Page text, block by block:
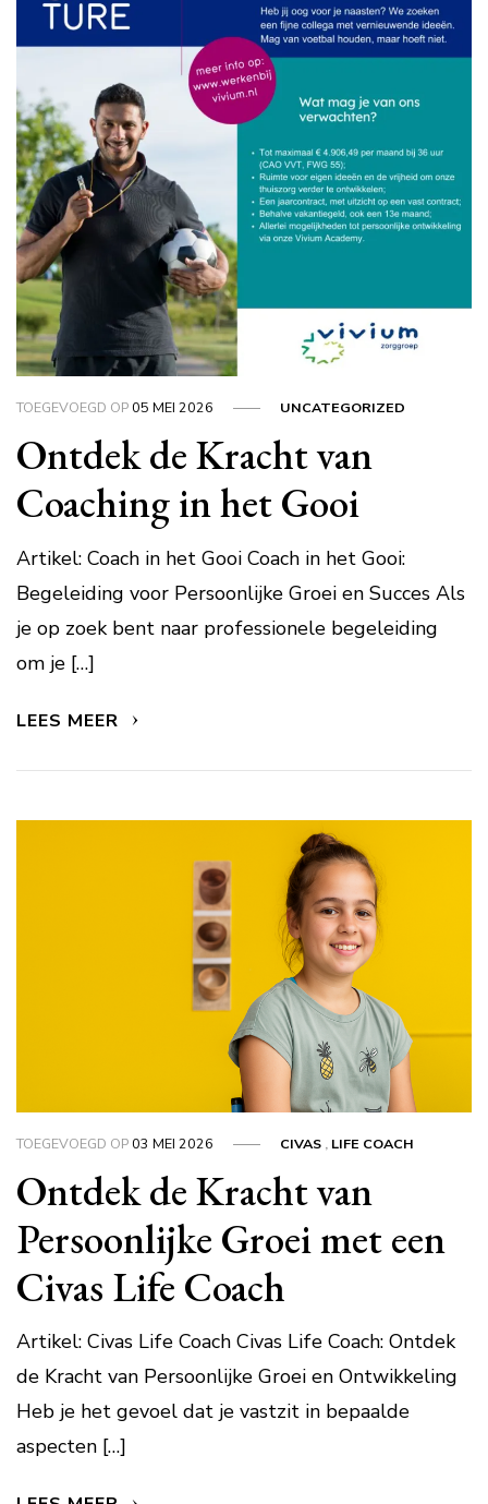
TOEGEVOEGD OP05 MEI 2026 UNCATEGORIZED
Ontdek de Kracht van
Coaching in het Gooi
Artikel: Coach in het Gooi Coach in het Gooi:
Begeleiding voor Persoonlijke Groei en Succes Als
je op zoek bent naar professionele begeleiding
om je […]
LEES MEER
TOEGEVOEGD OP03 MEI 2026 CIVAS , LIFE COACH
Ontdek de Kracht van
Persoonlijke Groei met een
Civas Life Coach
Artikel: Civas Life Coach Civas Life Coach: Ontdek
de Kracht van Persoonlijke Groei en Ontwikkeling
Heb je het gevoel dat je vastzit in bepaalde
aspecten […]